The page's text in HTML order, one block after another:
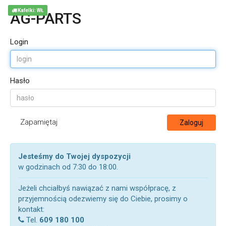
AG-PARTS
Login
Hasło
Zapamiętaj Zaloguj
Jesteśmy do Twojej dyspozycji
w godzinach od 7:30 do 18:00.
Jeżeli chciałbyś nawiązać z nami współpracę, z
przyjemnością odezwiemy się do Ciebie, prosimy o
kontakt:
Tel. 609 180 100
Kafelki: WŁ